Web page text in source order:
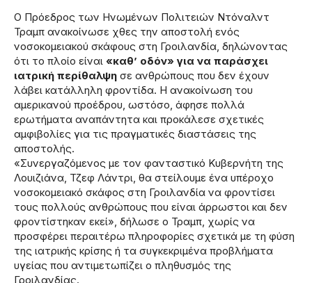
Ο Πρόεδρος των Ηνωμένων Πολιτειών Ντόναλντ
Τραμπ ανακοίνωσε χθες την αποστολή ενός
νοσοκομειακού σκάφους στη Γροιλανδία, δηλώνοντας
ότι το πλοίο είναι «καθ’ οδόν» για να παράσχει
ιατρική περίθαλψη σε ανθρώπους που δεν έχουν
λάβει κατάλληλη φροντίδα. Η ανακοίνωση του
αμερικανού προέδρου, ωστόσο, άφησε πολλά
ερωτήματα αναπάντητα και προκάλεσε σχετικές
αμφιβολίες για τις πραγματικές διαστάσεις της
αποστολής.
«Συνεργαζόμενος με τον φανταστικό Κυβερνήτη της
Λουιζιάνα, Τζεφ Λάντρι, θα στείλουμε ένα υπέροχο
νοσοκομειακό σκάφος στη Γροιλανδία να φροντίσει
τους πολλούς ανθρώπους που είναι άρρωστοι και δεν
φροντίστηκαν εκεί», δήλωσε ο Τραμπ, χωρίς να
προσφέρει περαιτέρω πληροφορίες σχετικά με τη φύση
της ιατρικής κρίσης ή τα συγκεκριμένα προβλήματα
υγείας που αντιμετωπίζει ο πληθυσμός της
Γροιλανδίας.